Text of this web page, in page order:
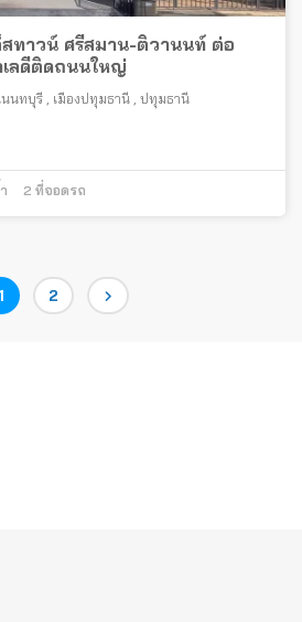
ทาวน์ ศรีสมาน-ติวานนท์ ต่อ
เลดีติดถนนใหญ่
นทบุรี , เมืองปทุมธานี , ปทุมธานี
2 ที่จอดรถ
Page
1 Page
2